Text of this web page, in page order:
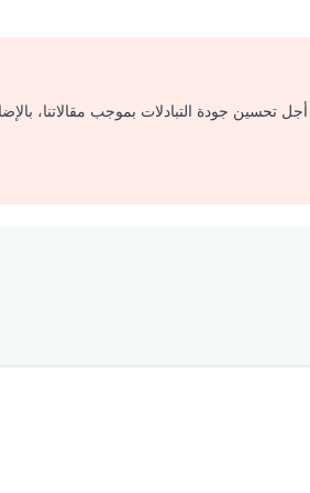
تحسين جودة التبادلات بموجب مقالاتنا،